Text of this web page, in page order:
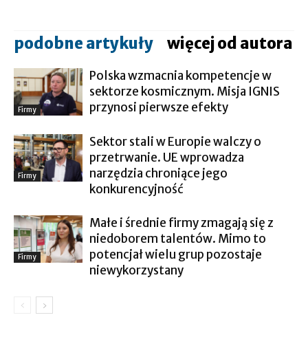
podobne artykuły więcej od autora
Firmy
Polska wzmacnia kompetencje w
sektorze kosmicznym. Misja IGNIS
przynosi pierwsze efekty
Firmy
Sektor stali w Europie walczy o
przetrwanie. UE wprowadza
narzędzia chroniące jego
konkurencyjność
Firmy
Małe i średnie firmy zmagają się z
niedoborem talentów. Mimo to
potencjał wielu grup pozostaje
niewykorzystany